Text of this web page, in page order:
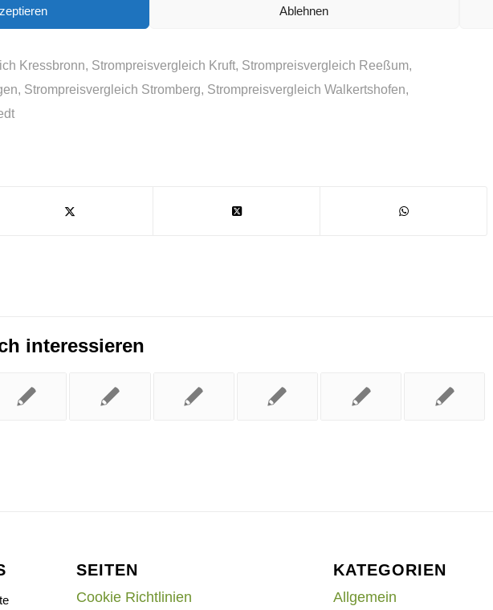
Ablehnen
inkl. Zusatz Angeboten besonders besonders.
Kressbronn, Strompreisvergleich Kruft, Strompreisvergleich Reeßum,
, Strompreisvergleich Stromberg, Strompreisvergleich Walkertshofen,
interessieren
SEITEN
Cookie Richtlinien
KATEGORIEN
Allgemein